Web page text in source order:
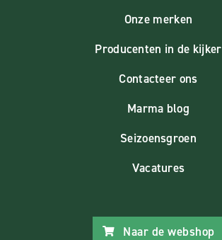
Onze merken
Producenten in de kijker
Contacteer ons
Marma blog
Seizoensgroen
Vacatures
Naar de webshop